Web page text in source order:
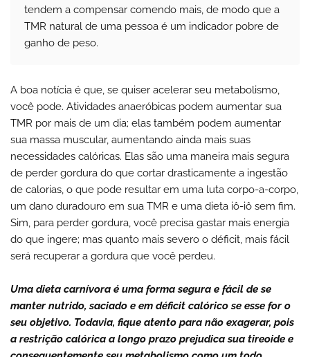
tendem a compensar comendo mais, de modo que a
TMR natural de uma pessoa é um indicador pobre de
ganho de peso.
A boa notícia é que, se quiser acelerar seu metabolismo,
você pode. Atividades anaeróbicas podem aumentar sua
TMR por mais de um dia; elas também podem aumentar
sua massa muscular, aumentando ainda mais suas
necessidades calóricas. Elas são uma maneira mais segura
de perder gordura do que cortar drasticamente a ingestão
de calorias, o que pode resultar em uma luta corpo-a-corpo,
um dano duradouro em sua TMR e uma dieta iô-iô sem fim.
Sim, para perder gordura, você precisa gastar mais energia
do que ingere; mas quanto mais severo o déficit, mais fácil
será recuperar a gordura que você perdeu.
Uma dieta carnívora é uma forma segura e fácil de se
manter nutrido, saciado e em déficit calórico se esse for o
seu objetivo. Todavia, fique atento para não exagerar, pois
a restrição calórica a longo prazo prejudica sua tireoide e